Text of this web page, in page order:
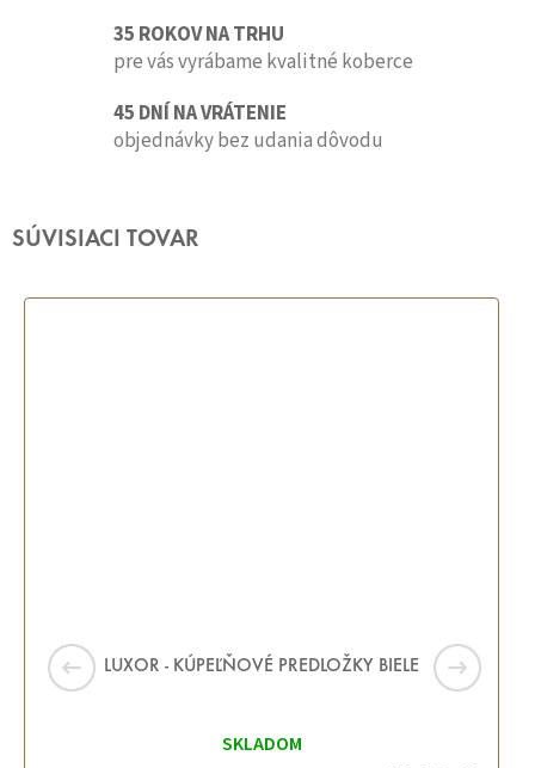
35 ROKOV NA TRHU
pre vás vyrábame kvalitné koberce
45 DNÍ NA VRÁTENIE
objednávky bez udania dôvodu
SÚVISIACI TOVAR
LUXOR - KÚPEĽŇOVÉ PREDLOŽKY BIELE
SKLADOM